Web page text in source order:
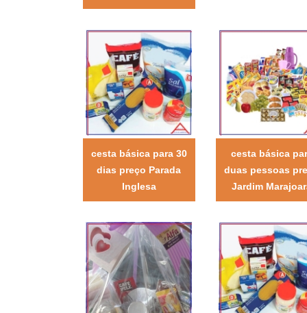
cesta básica para 30
dias preço Parada
Inglesa
cesta básica
duas pessoas
Jardim